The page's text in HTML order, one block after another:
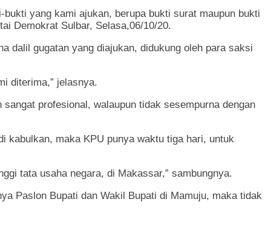
yang kami ajukan, berupa bukti surat maupun bukti
Demokrat Sulbar, Selasa,06/10/20.
dalil gugatan yang diajukan, didukung oleh para saksi
diterima,” jelasnya.
profesional, walaupun tidak sesempurna dengan
kabulkan, maka KPU punya waktu tiga hari, untuk
tata usaha negara, di Makassar,” sambungnya.
Paslon Bupati dan Wakil Bupati di Mamuju, maka tidak